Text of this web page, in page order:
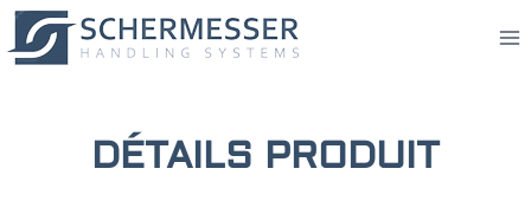
DÉTAILS PRODUIT